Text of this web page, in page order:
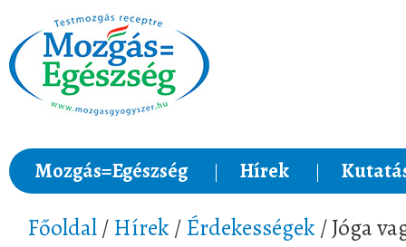
Mozgás=Egészség Hírek
Főoldal/ Hírek / Érdekességek / Jóga